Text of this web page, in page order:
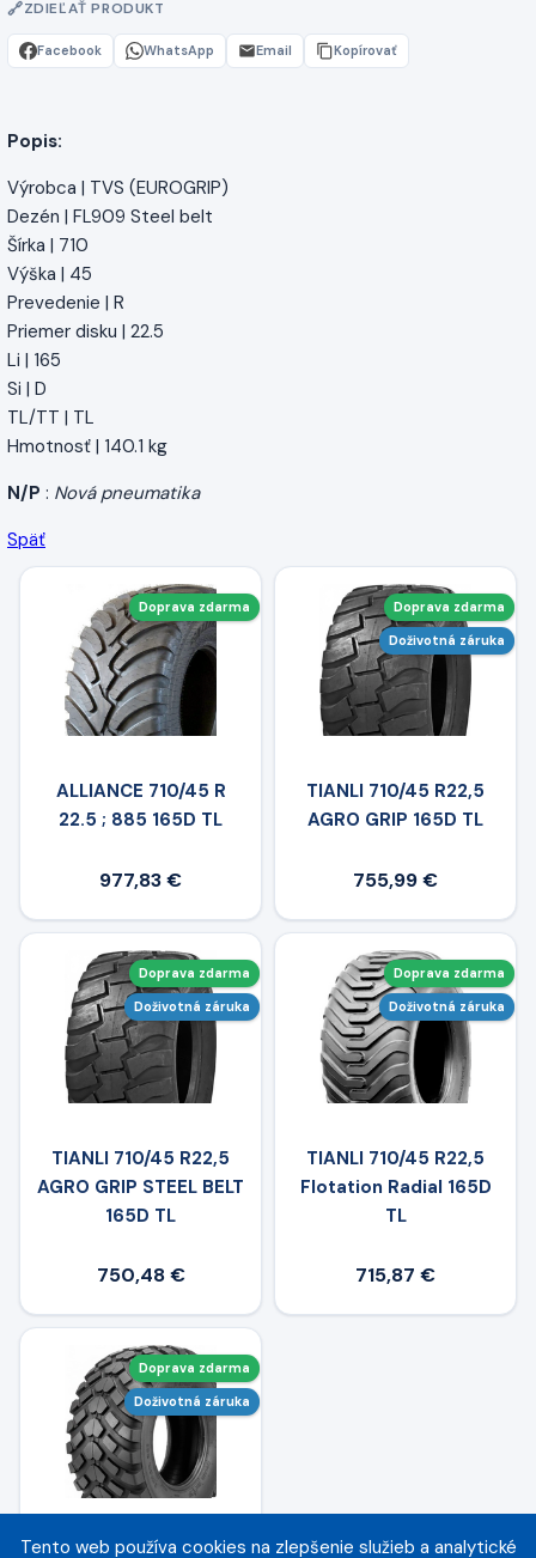
ZDIEĽAŤ PRODUKT
Facebook WhatsApp Email Kopírovať
Popis:
Výrobca | TVS (EUROGRIP)
Dezén | FL909 Steel belt
Šírka | 710
Výška | 45
Prevedenie | R
Priemer disku | 22.5
Li | 165
Si | D
TL/TT | TL
Hmotnosť | 140.1 kg
N/P : Nová pneumatika
Späť
Doprava zdarma
ALLIANCE 710/45 R
22.5 ; 885 165D TL
977,83 €
Doprava zdarma
Doživotná záruka
TIANLI 710/45 R22,5
AGRO GRIP 165D TL
755,99 €
Doprava zdarma
Doživotná záruka
TIANLI 710/45 R22,5
AGRO GRIP STEEL BELT
165D TL
750,48 €
Doprava zdarma
Doživotná záruka
TIANLI 710/45 R22,5
Flotation Radial 165D
TL
715,87 €
Doprava zdarma
Doživotná záruka
TIANLI 710/45 R22,5
Tento web používa cookies na zlepšenie služieb a analytické